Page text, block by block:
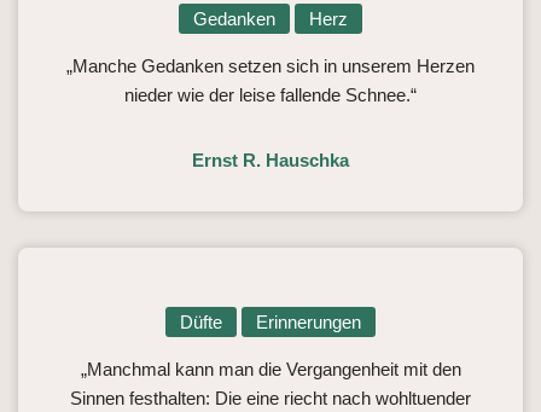
Gedanken Herz
„Manche Gedanken setzen sich in unserem Herzen
nieder wie der leise fallende Schnee.“
Ernst R. Hauschka
Düfte Erinnerungen
„Manchmal kann man die Vergangenheit mit den
Sinnen festhalten: Die eine riecht nach wohltuender